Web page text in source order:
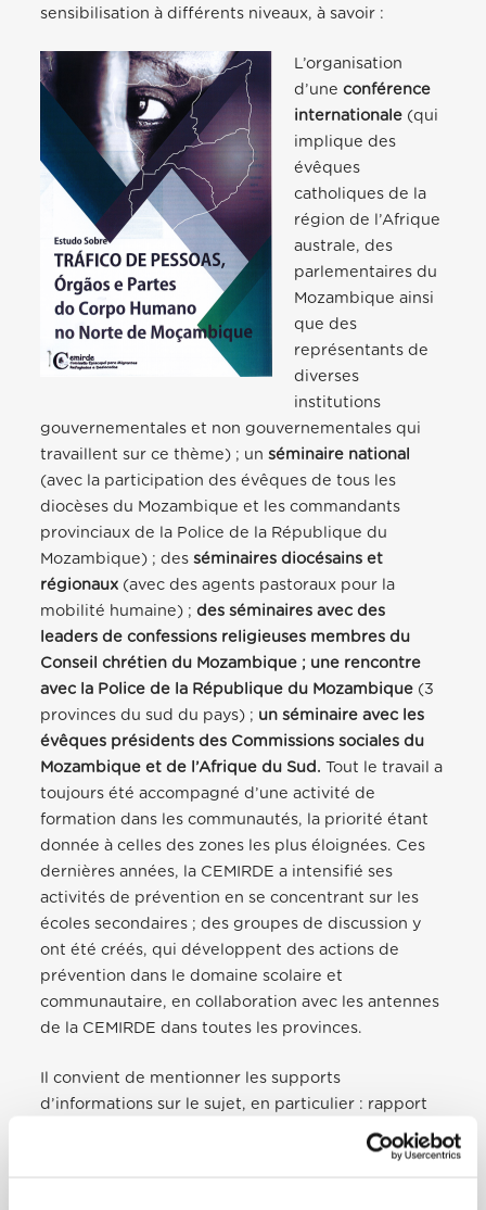
sensibilisation à différents niveaux, à savoir :
L’organisation
d’uneconférence
internationale (qui
implique des
évêques
catholiques de la
région de l’Afrique
australe, des
parlementaires du
Mozambique ainsi
que des
représentants de
diverses
institutions
gouvernementales et non gouvernementales qui
travaillent sur ce thème) ; unséminaire national
(avec la participation des évêques de tous les
diocèses du Mozambique et les commandants
provinciaux de la Police de la République du
Mozambique) ; desséminaires diocésains et
régionaux (avec des agents pastoraux pour la
mobilité humaine) ; des séminaires avec des
leaders de confessions religieuses membres du
Conseil chrétien du Mozambique ; une rencontre
avec la Police de la République du Mozambique (3
provinces du sud du pays) ; un séminaire avec les
évêques présidents des Commissions sociales du
Mozambique et de l’Afrique du Sud.Tout le travail a
toujours été accompagné d’une activité de
formation dans les communautés, la priorité étant
donnée à celles des zones les plus éloignées. Ces
dernières années, la CEMIRDE a intensifié ses
activités de prévention en se concentrant sur les
écoles secondaires ; des groupes de discussion y
ont été créés, qui développent des actions de
prévention dans le domaine scolaire et
communautaire, en collaboration avec les antennes
de la CEMIRDE dans toutes les provinces.
Il convient de mentionner les supports
d’informations sur le sujet, en particulier : rapport
brochures en portugais et au moins en 5 langues